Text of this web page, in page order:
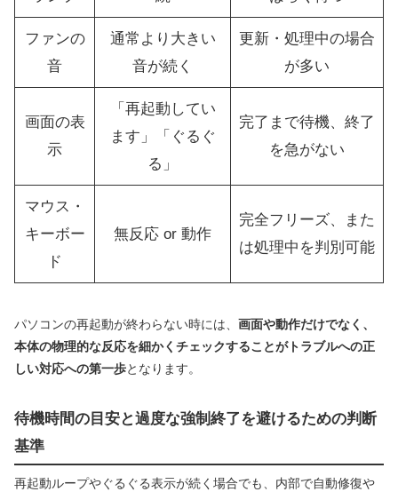
ファンの
音
通常より大きい
音が続く
更新・処理中の場合
が多い
画面の表
示
「再起動してい
ます」「ぐるぐ
る」
完了まで待機、終了
を急がない
マウス・
キーボー
ド
無反応 or 動作
完全フリーズ、また
は処理中を判別可能
パソコンの再起動が終わらない時には、 画面や動作だけでなく、
本体の物理的な反応を細かくチェックすることがトラブルへの正
しい対応への第一歩となります。
待機時間の目安と過度な強制終了を避けるための判断
基準
再起動ループやぐるぐる表示が続く場合でも、内部で自動修復や